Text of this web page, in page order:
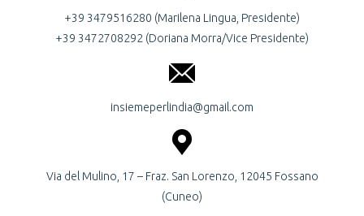
+39 3479516280 (Marilena Lingua, Presidente)
+39 3472708292 (Doriana Morra/Vice Presidente)
insiemeperlindia@gmail.com
Via del Mulino, 17 – Fraz. San Lorenzo, 12045 Fossano
(Cuneo)